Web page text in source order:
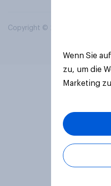
Copyright © 2026 YouGov
Wenn Sie
zu, um die
Marketing